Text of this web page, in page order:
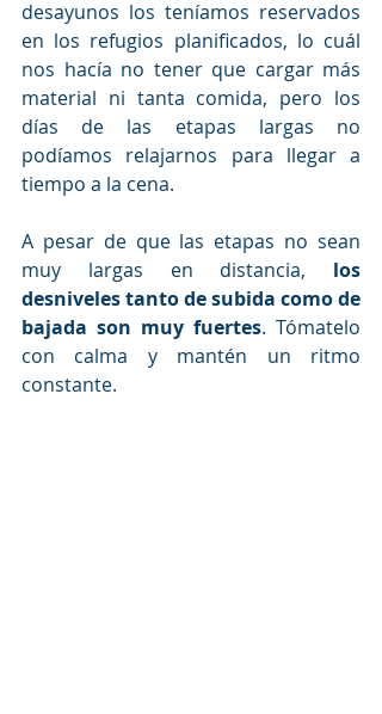
desayunos los teníamos reservados
en los refugios planificados, lo cuál
nos hacía no tener que cargar más
material ni tanta comida, pero los
días de las etapas largas no
podíamos relajarnos para llegar a
tiempo a la cena.
A pesar de que las etapas no sean
muy largas en distancia, los
desniveles tanto de subida como de
bajada son muy fuertes. Tómatelo
con calma y mantén un ritmo
constante.